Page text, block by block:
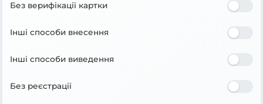
Без верифікації картки
Інші способи внесення
Інші способи виведення
Без реєстрації